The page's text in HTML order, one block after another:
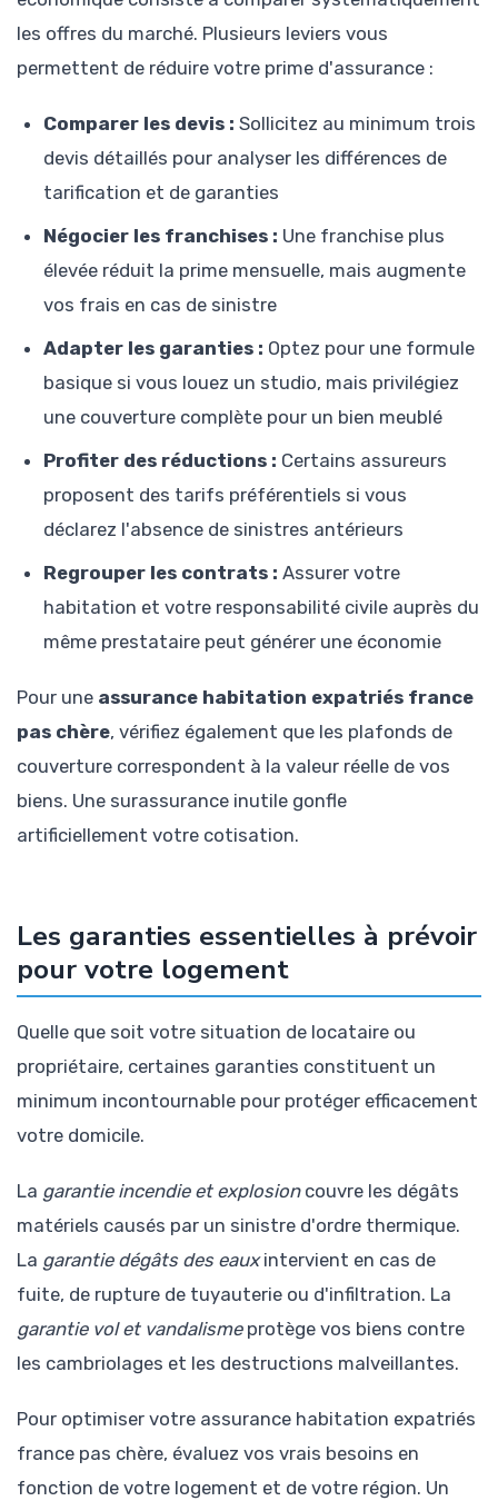
les offres du marché. Plusieurs leviers vous
permettent de réduire votre prime d'assurance :
Comparer les devis : Sollicitez au minimum trois
devis détaillés pour analyser les différences de
tarification et de garanties
Négocier les franchises : Une franchise plus
élevée réduit la prime mensuelle, mais augmente
vos frais en cas de sinistre
Adapter les garanties : Optez pour une formule
basique si vous louez un studio, mais privilégiez
une couverture complète pour un bien meublé
Profiter des réductions : Certains assureurs
proposent des tarifs préférentiels si vous
déclarez l'absence de sinistres antérieurs
Regrouper les contrats : Assurer votre
habitation et votre responsabilité civile auprès du
même prestataire peut générer une économie
Pour une assurance habitation expatriés france
pas chère, vérifiez également que les plafonds de
couverture correspondent à la valeur réelle de vos
biens. Une surassurance inutile gonfle
artificiellement votre cotisation.
Les garanties essentielles à prévoir
pour votre logement
Quelle que soit votre situation de locataire ou
propriétaire, certaines garanties constituent un
minimum incontournable pour protéger efficacement
votre domicile.
La garantie incendie et explosioncouvre les dégâts
matériels causés par un sinistre d'ordre thermique.
La garantie dégâts des eauxintervient en cas de
fuite, de rupture de tuyauterie ou d'infiltration. La
garantie vol et vandalismeprotège vos biens contre
les cambriolages et les destructions malveillantes.
Pour optimiser votre assurance habitation expatriés
france pas chère, évaluez vos vrais besoins en
fonction de votre logement et de votre région. Un